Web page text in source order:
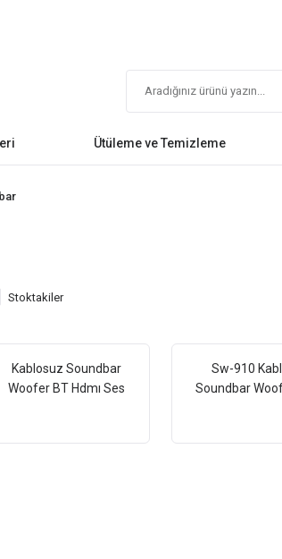
Ütüleme ve Temizleme
Stoktakiler
Kablosuz Soundbar
Woofer BT Hdmı Ses
Sw-910
Soundbar